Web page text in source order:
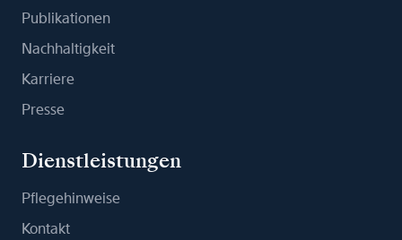
Publikationen
Nachhaltigkeit
Karriere
Presse
Dienstleistungen
Pflegehinweise
Kontakt